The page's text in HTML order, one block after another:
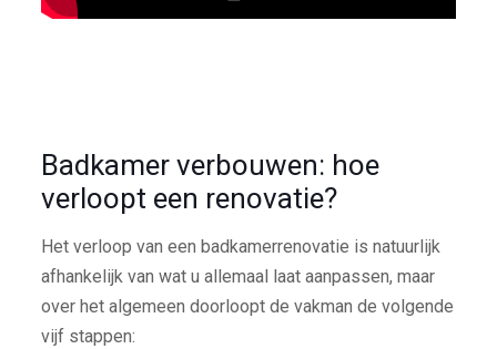
Badkamer verbouwen: hoe
verloopt een renovatie?
Het verloop van een badkamerrenovatie is natuurlijk
afhankelijk van wat u allemaal laat aanpassen, maar
over het algemeen doorloopt de vakman de volgende
vijf stappen: